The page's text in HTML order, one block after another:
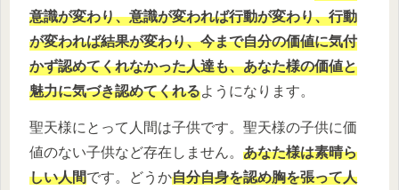
意識が変わり、意識が変われば行動が変わり、行動
が変われば結果が変わり、今まで自分の価値に気付
かず認めてくれなかった人達も、あなた様の価値と
魅力に気づき認めてくれるようになります。
聖天様にとって人間は子供です。聖天様の子供に価
値のない子供など存在しません。 あなた様は素晴ら
しい人間です。どうか自分自身を認め胸を張って人